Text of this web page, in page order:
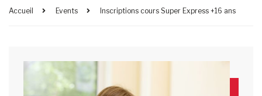
Accueil Events Inscriptions cours Super Express +16 ans